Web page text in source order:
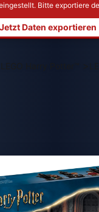
Bitte exportiere
Jetzt Daten exportieren